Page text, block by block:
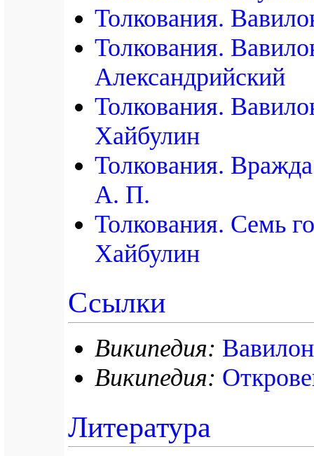
Толкования.
Толкования.
Александрийский
Толкования.
Хайбулин
Толкования.
А. П.
Толкования. Семь
Хайбулин
Ссылки
Википедия:
Википедия:
Литература